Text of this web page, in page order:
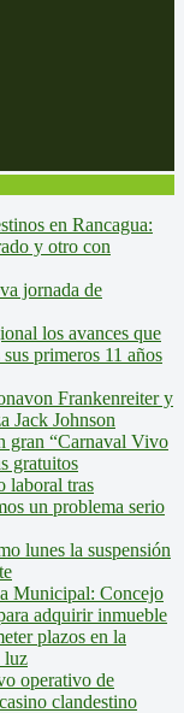
en Rancagua:
y otro con
jornada de
los avances que
primeros 11 años
Frankenreiter y
Jack Johnson
gran “Carnaval Vivo
gratuitos
laboral tras
un problema serio
lunes la suspensión
Municipal: Concejo
adquirir inmueble
plazos en la
luz
operativo de
clandestino